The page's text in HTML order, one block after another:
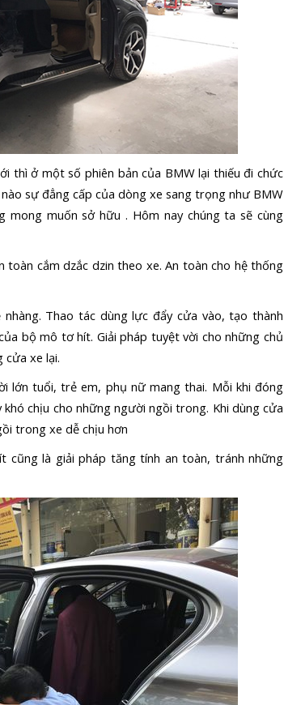
thì ở một số phiên bản của BMW lại thiếu đi chức
sự đẳng cấp của dòng xe sang trọng như BMW
mong muốn sở hữu . Hôm nay chúng ta sẽ cùng
toàn cắm dzắc dzin theo xe. An toàn cho hệ thống
Thao tác dùng lực đẩy cửa vào, tạo thành
bộ mô tơ hít. Giải pháp tuyệt vời cho những chủ
xe lại.
lớn tuổi, trẻ em, phụ nữ mang thai. Mỗi khi đóng
chịu cho những người ngồi trong. Khi dùng cửa
trong xe dễ chịu hơn
là giải pháp tăng tính an toàn, tránh những